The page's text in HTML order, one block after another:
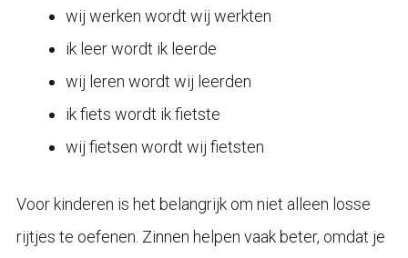
wij werken wordt wij werkten
ik leer wordt ik leerde
wij leren wordt wij leerden
ik fiets wordt ik fietste
wij fietsen wordt wij fietsten
Voor kinderen is het belangrijk om niet alleen losse
rijtjes te oefenen. Zinnen helpen vaak beter, omdat je